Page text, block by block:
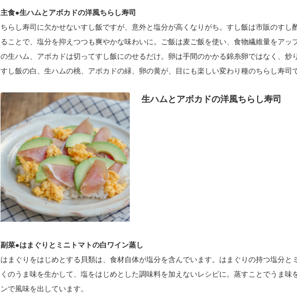
主食●生ハムとアボカドの洋風ちらし寿司
ちらし寿司に欠かせないすし飯ですが、意外と塩分が高くなりがち。すし飯は市販のすし
ることで、塩分を抑えつつも爽やかな味わいに。ご飯は麦ご飯を使い、食物繊維量をアッ
の生ハム、アボカドは切ってすし飯にのせるだけ。卵は手間のかかる錦糸卵ではなく、炒
すし飯の白、生ハムの桃、アボカドの緑、卵の黄が、目にも楽しい変わり種のちらし寿司で
生ハムとアボカドの洋風ちらし寿司
副菜●はまぐりとミニトマトの白ワイン蒸し
はまぐりをはじめとする貝類は、食材自体が塩分を含んでいます。はまぐりの持つ塩分と
くのうま味を生かして、塩をはじめとした調味料を加えないレシピに。蒸すことでうま味
ンで風味を出しています。